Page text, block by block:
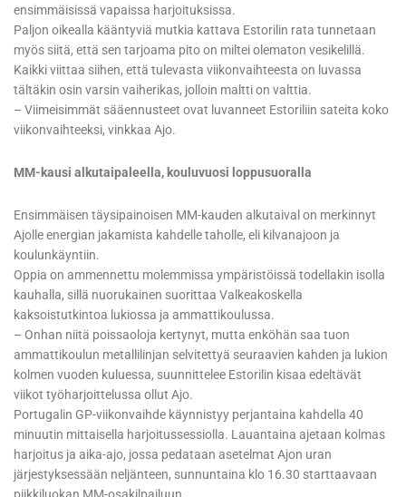
ensimmäisissä vapaissa harjoituksissa.
Paljon oikealla kääntyviä mutkia kattava Estorilin rata tunnetaan
myös siitä, että sen tarjoama pito on miltei olematon vesikelillä.
Kaikki viittaa siihen, että tulevasta viikonvaihteesta on luvassa
tältäkin osin varsin vaiherikas, jolloin maltti on valttia.
– Viimeisimmät sääennusteet ovat luvanneet Estoriliin sateita koko
viikonvaihteeksi, vinkkaa Ajo.
MM-kausi alkutaipaleella, kouluvuosi loppusuoralla
Ensimmäisen täysipainoisen MM-kauden alkutaival on merkinnyt
Ajolle energian jakamista kahdelle taholle, eli kilvanajoon ja
koulunkäyntiin.
Oppia on ammennettu molemmissa ympäristöissä todellakin isolla
kauhalla, sillä nuorukainen suorittaa Valkeakoskella
kaksoistutkintoa lukiossa ja ammattikoulussa.
– Onhan niitä poissaoloja kertynyt, mutta enköhän saa tuon
ammattikoulun metallilinjan selvitettyä seuraavien kahden ja lukion
kolmen vuoden kuluessa, suunnittelee Estorilin kisaa edeltävät
viikot työharjoittelussa ollut Ajo.
Portugalin GP-viikonvaihde käynnistyy perjantaina kahdella 40
minuutin mittaisella harjoitussessiolla. Lauantaina ajetaan kolmas
harjoitus ja aika-ajo, jossa pedataan asetelmat Ajon uran
järjestyksessään neljänteen, sunnuntaina klo 16.30 starttaavaan